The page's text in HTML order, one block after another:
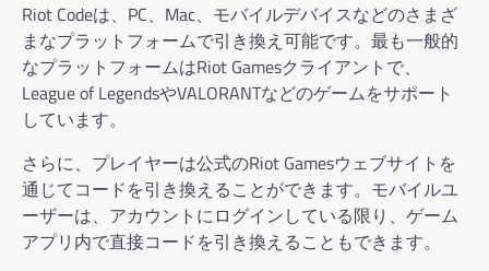
Riot Codeは、PC、Mac、モバイルデバイスなどのさまざ
まなプラットフォームで引き換え可能です。最も一般的
なプラットフォームはRiot Gamesクライアントで、
League of LegendsやVALORANTなどのゲームをサポート
しています。
さらに、プレイヤーは公式のRiot Gamesウェブサイトを
通じてコードを引き換えることができます。モバイルユ
ーザーは、アカウントにログインしている限り、ゲーム
アプリ内で直接コードを引き換えることもできます。